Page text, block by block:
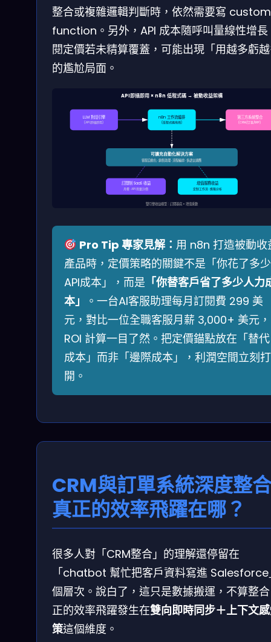
整合或複雜邏輯判斷時，依然需要寫 custom
function。另外，API 成本隨呼叫量線性增長
閱定價若未精算覆蓋，可能出現「用越多虧
的尷尬局面。
API即插即用 × n8n 低程式碼 → 被動收益架構
LLM 對話引擎
(API 即插即用)
n8n 工作流編排
(低程式碼拖拽)
第三方系統整合
(CRM/訂單/ERP)
可擴充自動化解決方案
客服自動化 · 銷售助理 · 流程編排 · 多語言適應
訂閱制 SaaS 收益
月費 · API 用量計價
增值服務收益
定制工作流 · 進階分析
雙引擎收益模型：訂閱基底 × 增值乘數
Pro Tip 專家見解： 用 n8n 打造被動收
產品時，定價策略的關鍵不是「你花了多少
API成本」，而是 「你替客戶省了多少人力
本」
。一台AI客服助理每月訂閱費 299 美
元，對比一位全職客服月薪 3,000+ 美元，
ROI 計算一目了然。把定價錨點放在「替代
成本」而非「邊際成本」，利潤空間立刻打
開。
CRM與訂單系統深度整
真正的效率飛躍在哪？
很多人對「CRM整合」的理解還停留在
「chatbot 幫忙把客戶資料寫進 Salesforce
個層次。說白了，這只是數據搬運，不算整
正的效率飛躍發生在雙向即時同步＋上下文
策這個維度。